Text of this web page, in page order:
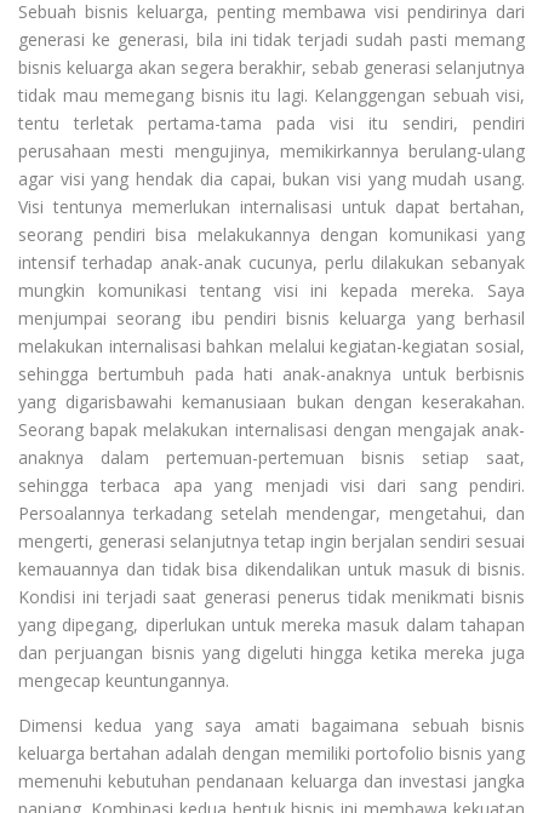
Sebuah bisnis keluarga, penting membawa visi pendirinya dari
generasi ke generasi, bila ini tidak terjadi sudah pasti memang
bisnis keluarga akan segera berakhir, sebab generasi selanjutnya
tidak mau memegang bisnis itu lagi. Kelanggengan sebuah visi,
tentu terletak pertama-tama pada visi itu sendiri, pendiri
perusahaan mesti mengujinya, memikirkannya berulang-ulang
agar visi yang hendak dia capai, bukan visi yang mudah usang.
Visi tentunya memerlukan internalisasi untuk dapat bertahan,
seorang pendiri bisa melakukannya dengan komunikasi yang
intensif terhadap anak-anak cucunya, perlu dilakukan sebanyak
mungkin komunikasi tentang visi ini kepada mereka. Saya
menjumpai seorang ibu pendiri bisnis keluarga yang berhasil
melakukan internalisasi bahkan melalui kegiatan-kegiatan sosial,
sehingga bertumbuh pada hati anak-anaknya untuk berbisnis
yang digarisbawahi kemanusiaan bukan dengan keserakahan.
Seorang bapak melakukan internalisasi dengan mengajak anak-
anaknya dalam pertemuan-pertemuan bisnis setiap saat,
sehingga terbaca apa yang menjadi visi dari sang pendiri.
Persoalannya terkadang setelah mendengar, mengetahui, dan
mengerti, generasi selanjutnya tetap ingin berjalan sendiri sesuai
kemauannya dan tidak bisa dikendalikan untuk masuk di bisnis.
Kondisi ini terjadi saat generasi penerus tidak menikmati bisnis
yang dipegang, diperlukan untuk mereka masuk dalam tahapan
dan perjuangan bisnis yang digeluti hingga ketika mereka juga
mengecap keuntungannya.
Dimensi kedua yang saya amati bagaimana sebuah bisnis
keluarga bertahan adalah dengan memiliki portofolio bisnis yang
memenuhi kebutuhan pendanaan keluarga dan investasi jangka